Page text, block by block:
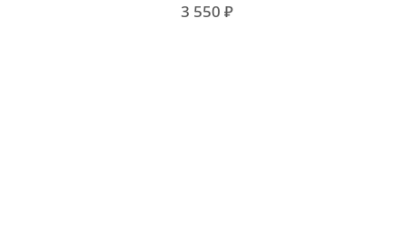
3 550 ₽